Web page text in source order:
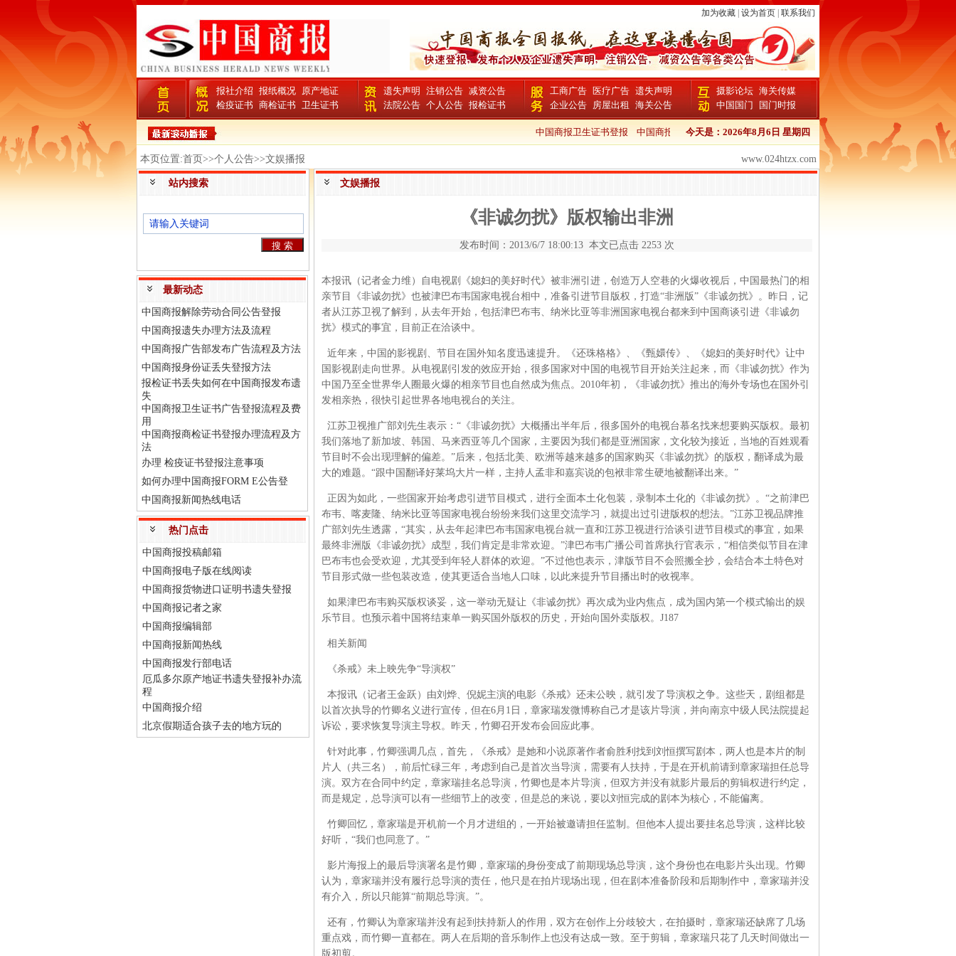
加为收藏 设为首页 联系我们
报社介绍 报纸概况 原产地证
检疫证书 商检证书 卫生证书
遗失声明 注销公告 减资公告
法院公告 个人公告 报检证书
工商广告 医疗广告 遗失声明
企业公告 房屋出租 海关公告
摄影论坛 海关传媒
中国国门
国门时报
中国商报卫生证书登报 中国商报卫生证书登报流程 中国商报报检证书登报 中国商报个人证件遗失登
今天是： 2026年8月6日 星期四
本页位置:首页>>个人公告>>文娱播报 www.024htzx.com
站内搜索
最新动态
中国商报解除劳动合同公告登报
中国商报遗失办理方法及流程
中国商报广告部发布广告流程及方法
中国商报身份证丢失登报方法
报检证书丢失如何在中国商报发布遗
失
中国商报卫生证书广告登报流程及费
用
中国商报商检证书登报办理流程及方
法
办理 检疫证书登报注意事项
如何办理中国商报FORM E公告登
中国商报新闻热线电话
热门点击
中国商报投稿邮箱
中国商报电子版在线阅读
中国商报货物进口证明书遗失登报
中国商报记者之家
中国商报编辑部
中国商报新闻热线
中国商报发行部电话
厄瓜多尔原产地证书遗失登报补办流
程
中国商报介绍
北京假期适合孩子去的地方玩的
文娱播报
《非诚勿扰》版权输出非洲
发布时间：2013/6/7 18:00:13 本文已点击 2253 次
本报讯（记者金力维）自电视剧《媳妇的美好时代》被非洲引进，创造万人空巷的火爆收视后，中国最热门的相
亲节目《非诚勿扰》也被津巴布韦国家电视台相中，准备引进节目版权，打造“非洲版”《非诚勿扰》。昨日，记
者从江苏卫视了解到，从去年开始，包括津巴布韦、纳米比亚等非洲国家电视台都来到中国商谈引进《非诚勿
扰》模式的事宜，目前正在洽谈中。
近年来，中国的影视剧、节目在国外知名度迅速提升。《还珠格格》、《甄嬛传》、《媳妇的美好时代》让中
国影视剧走向世界。从电视剧引发的效应开始，很多国家对中国的电视节目开始关注起来，而《非诚勿扰》作为
中国乃至全世界华人圈最火爆的相亲节目也自然成为焦点。2010年初，《非诚勿扰》推出的海外专场也在国外引
发相亲热，很快引起世界各地电视台的关注。
江苏卫视推广部刘先生表示：“《非诚勿扰》大概播出半年后，很多国外的电视台慕名找来想要购买版权。最初
我们落地了新加坡、韩国、马来西亚等几个国家，主要因为我们都是亚洲国家，文化较为接近，当地的百姓观看
节目时不会出现理解的偏差。”后来，包括北美、欧洲等越来越多的国家购买《非诚勿扰》的版权，翻译成为最
大的难题。“跟中国翻译好莱坞大片一样，主持人孟非和嘉宾说的包袱非常生硬地被翻译出来。”
正因为如此，一些国家开始考虑引进节目模式，进行全面本土化包装，录制本土化的《非诚勿扰》。“之前津巴
布韦、喀麦隆、纳米比亚等国家电视台纷纷来我们这里交流学习，就提出过引进版权的想法。”江苏卫视品牌推
广部刘先生透露，“其实，从去年起津巴布韦国家电视台就一直和江苏卫视进行洽谈引进节目模式的事宜，如果
最终非洲版《非诚勿扰》成型，我们肯定是非常欢迎。”津巴布韦广播公司首席执行官表示，“相信类似节目在津
巴布韦也会受欢迎，尤其受到年轻人群体的欢迎。”不过他也表示，津版节目不会照搬全抄，会结合本土特色对
节目形式做一些包装改造，使其更适合当地人口味，以此来提升节目播出时的收视率。
如果津巴布韦购买版权谈妥，这一举动无疑让《非诚勿扰》再次成为业内焦点，成为国内第一个模式输出的娱
乐节目。也预示着中国将结束单一购买国外版权的历史，开始向国外卖版权。J187
相关新闻
《杀戒》未上映先争“导演权”
本报讯（记者王金跃）由刘烨、倪妮主演的电影《杀戒》还未公映，就引发了导演权之争。这些天，剧组都是
以首次执导的竹卿名义进行宣传，但在6月1日，章家瑞发微博称自己才是该片导演，并向南京中级人民法院提起
诉讼，要求恢复导演主导权。昨天，竹卿召开发布会回应此事。
针对此事，竹卿强调几点，首先，《杀戒》是她和小说原著作者俞胜利找到刘恒撰写剧本，两人也是本片的制
片人（共三名），前后忙碌三年，考虑到自己是首次当导演，需要有人扶持，于是在开机前请到章家瑞担任总导
演。双方在合同中约定，章家瑞挂名总导演，竹卿也是本片导演，但双方并没有就影片最后的剪辑权进行约定，
而是规定，总导演可以有一些细节上的改变，但是总的来说，要以刘恒完成的剧本为核心，不能偏离。
竹卿回忆，章家瑞是开机前一个月才进组的，一开始被邀请担任监制。但他本人提出要挂名总导演，这样比较
好听，“我们也同意了。”
影片海报上的最后导演署名是竹卿，章家瑞的身份变成了前期现场总导演，这个身份也在电影片头出现。竹卿
认为，章家瑞并没有履行总导演的责任，他只是在拍片现场出现，但在剧本准备阶段和后期制作中，章家瑞并没
有介入，所以只能算“前期总导演。”。
还有，竹卿认为章家瑞并没有起到扶持新人的作用，双方在创作上分歧较大，在拍摄时，章家瑞还缺席了几场
重点戏，而竹卿一直都在。两人在后期的音乐制作上也没有达成一致。至于剪辑，章家瑞只花了几天时间做出一
版初剪。